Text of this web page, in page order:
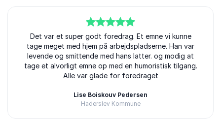
ud af5
Det var et super godt foredrag. Et emne vi kunne
tage meget med hjem på arbejdspladserne. Han var
levende og smittende med hans latter. og modig at
tage et alvorligt emne op med en humoristisk tilgang.
Alle var glade for foredraget
Lise Boiskouv Pedersen
Haderslev Kommune